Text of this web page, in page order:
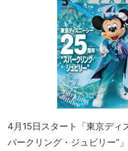
4月15日スタート「東京ディ
パークリング・ジュビリー”